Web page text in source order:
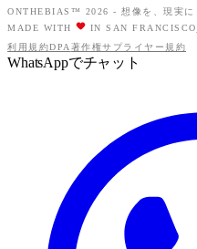
ONTHEBIAS™ 2026 - 想像を、現実に
MADE WITH
IN SAN FRANCISCO
利用規約DPA 著作権サプライヤー規約
WhatsAppでチャット